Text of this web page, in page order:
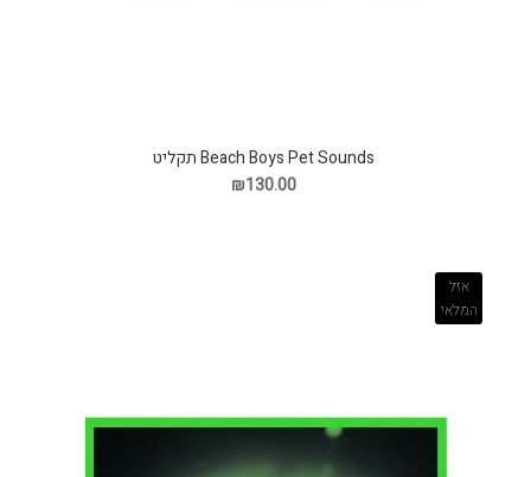
Beach Boys Pet Sounds תקליט
₪130.00
אזל
המלאי